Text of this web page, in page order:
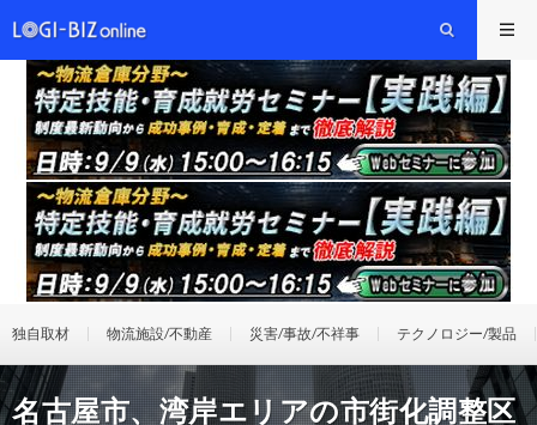
独自取材 物流施設/不動産 災害/事故/不祥事 テクノロジー/製品
名古屋市、湾岸エリアの市街化調整区